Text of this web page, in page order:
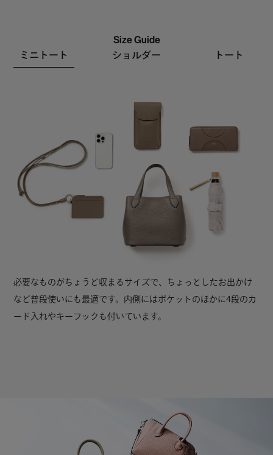
Size Guide
ミニトート ショルダー トート
必要なものがちょうど収まるサイズで、ちょっとしたお出かけ
など普段使いにも最適です。内側にはポケットのほかに4段のカ
ード入れやキーフックも付いています。